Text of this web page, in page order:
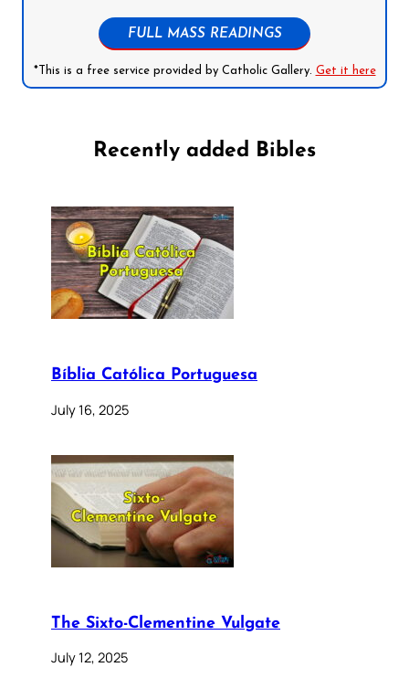
FULL MASS READINGS
*This is a free service provided by Catholic Gallery. Get it here
Recently added Bibles
Bíblia Católica Portuguesa
July 16, 2025
The Sixto-Clementine Vulgate
July 12, 2025